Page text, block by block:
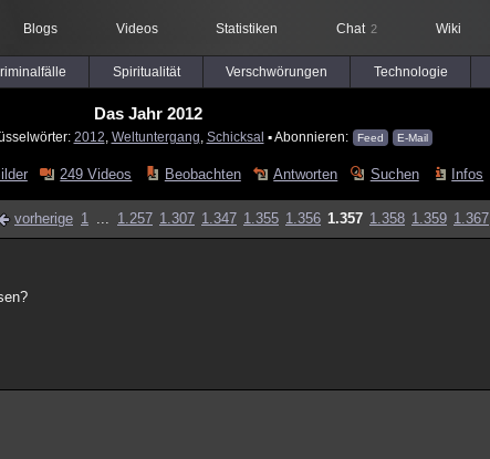
Blogs Videos Statistiken Chat 2 Wiki
Spiritualität Verschwörungen Technologie
Das Jahr 2012
2012 Weltuntergang Schicksal ▪ Abonnieren: Feed E-Mail
249 Videos Beobachten Antworten Suchen Infos
vorherige 1 ... 1.257 1.307 1.347 1.355 1.356 1.357 1.358 1.359 1.367